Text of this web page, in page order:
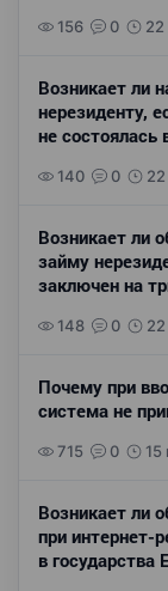
156 0
Возникает ли
нерезиденту,
не состоялась
140 0
Возникает ли
займу
заключен на
148 0
Почему при
система не
715 0
Возникает ли
при интернет-
в государства